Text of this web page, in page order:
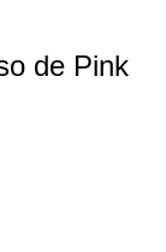
de Pink